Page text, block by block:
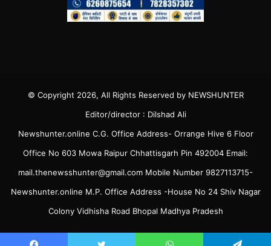
© Copyright 2026, All Rights Reserved by NEWSHUNTER
Editor/director : Dilshad Ali
Newshunter.online C.G. Office Address- Orrange Hive 6 Floor
Office No 603 Mowa Raipur Chhattisgarh Pin 492004 Email:
mail.thenewsshunter@gmail.com Mobile Number 9827113715-
Newshunter.online M.P. Office Address -House No 24 Shiv Nagar
Colony Vidhisha Road Bhopal Madhya Pradesh